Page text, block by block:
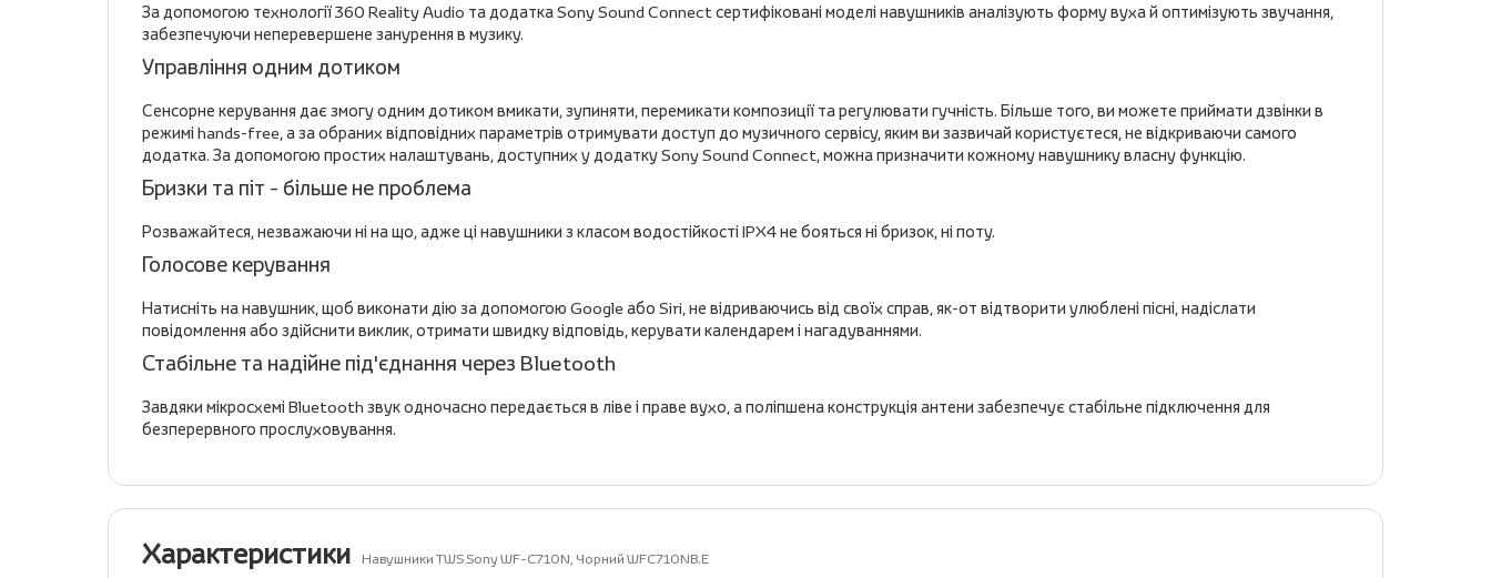
За допомогою технології 360 Reality Audio та додатка Sony Sound Connect сертифіковані моделі навушників аналізують форму вуха й оптимізують звучання,
забезпечуючи неперевершене занурення в музику.
Управління одним дотиком
Сенсорне керування дає змогу одним дотиком вмикати, зупиняти, перемикати композиції та регулювати гучність. Більше того, ви можете приймати дзвінки в
режимі hands-free, а за обраних відповідних параметрів отримувати доступ до музичного сервісу, яким ви зазвичай користуєтеся, не відкриваючи самого
додатка. За допомогою простих налаштувань, доступних у додатку Sony Sound Connect, можна призначити кожному навушнику власну функцію.
Бризки та піт - більше не проблема
Розважайтеся, незважаючи ні на що, адже ці навушники з класом водостійкості IPX4 не бояться ні бризок, ні поту.
Голосове керування
Натисніть на навушник, щоб виконати дію за допомогою Google або Siri, не відриваючись від своїх справ, як-от відтворити улюблені пісні, надіслати
повідомлення або здійснити виклик, отримати швидку відповідь, керувати календарем і нагадуваннями.
Стабільне та надійне під'єднання через Bluetooth
Завдяки мікросхемі Bluetooth звук одночасно передається в ліве і праве вухо, а поліпшена конструкція антени забезпечує стабільне підключення для
безперервного прослуховування.
Характеристики Навушники TWS Sony WF-C710N, Чорний WFC710NB.E